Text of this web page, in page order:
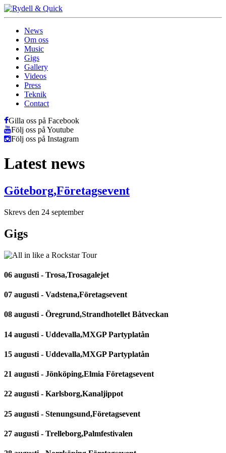
News
Om oss
Music
Gigs
Gallery
Videos
Press
Teknik
Contact
Gilla oss på Facebook
Följ oss på Youtube
Följ oss på Instagram
Latest news
Göteborg,Företagsevent
Skrevs den 24 september
Gigs
06 augusti - Trosa,Trosagalejet
07 augusti - Vadstena,Företagsevent
08 augusti - Öregrund,Strandhotellet Båtveckan
14 augusti - Uddevalla,MXGP Partyplatån
15 augusti - Uddevalla,MXGP Partyplatån
21 augusti - Jönköping,Elmia Företagsevent
22 augusti - Karlsborg,Kanaljippot
25 augusti - Stenungsund,Företagsevent
27 augusti - Trelleborg,Palmfestivalen